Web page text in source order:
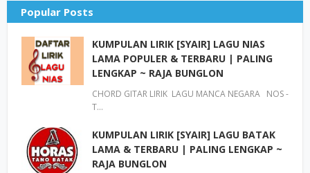
Popular Posts
KUMPULAN LIRIK [SYAIR] LAGU NIAS
LAMA POPULER & TERBARU | PALING
LENGKAP ~ RAJA BUNGLON
CHORD GITAR LIRIK LAGU MANCA NEGARA NOS -
T…
KUMPULAN LIRIK [SYAIR] LAGU BATAK
LAMA & TERBARU | PALING LENGKAP ~
RAJA BUNGLON